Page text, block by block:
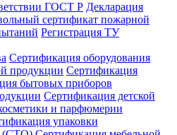
ГОСТ Р Декларация
сертификат пожарной
Регистрация ТУ
Сертификация оборудования
продукции Сертификация
бытовых приборов
Сертификация детской
и парфюмерии
упаковки